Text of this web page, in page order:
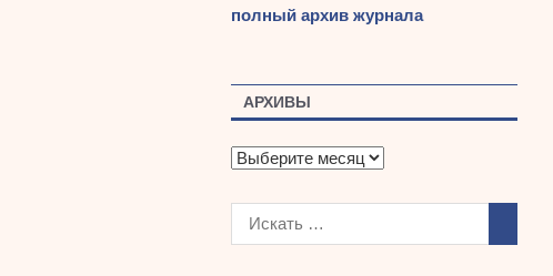
полный архив журнала
АРХИВЫ
А
х
в